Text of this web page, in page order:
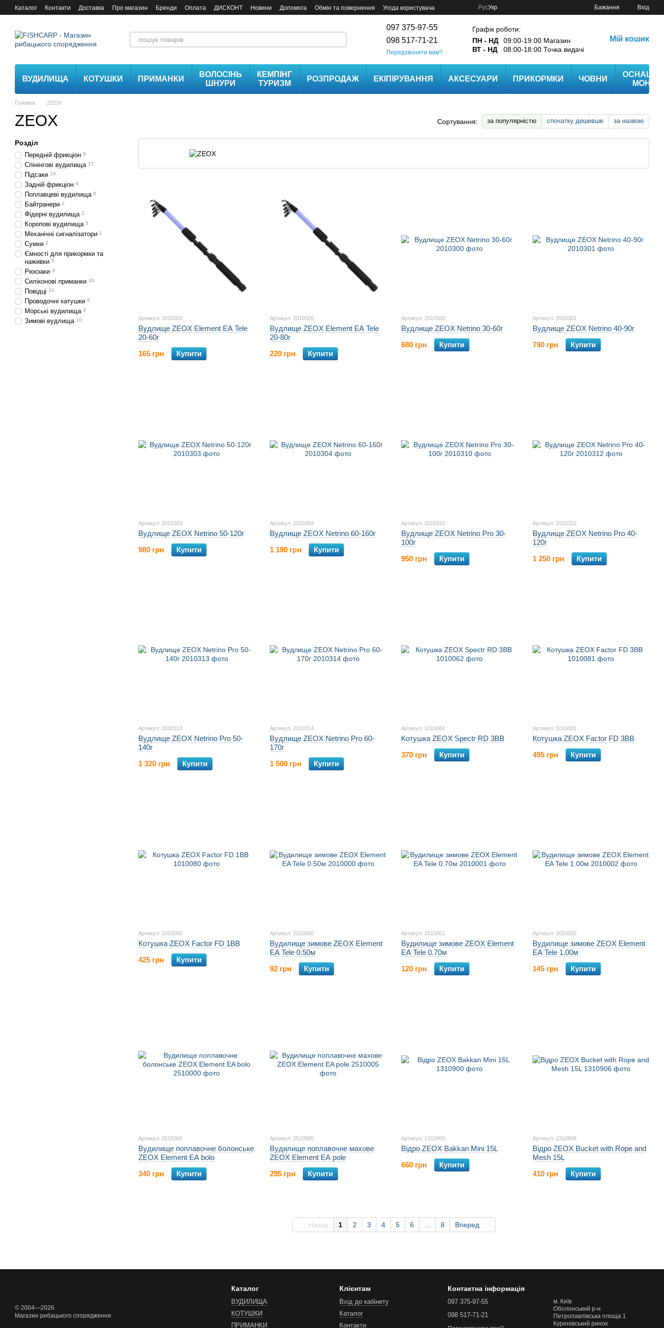
Перейти до основного контенту
Каталог Контакти Доставка Про магазин Бренди Оплата ДИСКОНТ Новини Допомога Обмін та повернення Угода користувача РусУкр Бажання Вхід
097 375-97-55
098 517-71-21
Передзвонити вам?
Графік роботи:
ПН - НД
09:00-19:00 Магазин
ВТ - НД
08:00-18:00 Точка видачі
Мій кошик
ВУДИЛИЩА КОТУШКИ ПРИМАНКИ
ВОЛОСІНЬ
ШНУРИ
КЕМПІНГ
ТУРИЗМ
РОЗПРОДАЖ ЕКІПІРУВАННЯ АКСЕСУАРИ ПРИКОРМКИ ЧОВНИ
Головна ZEOX
ZEOX Сортування: за популярністю спочатку дешевше за назвою
Артикул: 2010003
Вудлище ZEOX Element EA Tele
20-60г
165 грн
Купити
Артикул: 2010005
Вудлище ZEOX Element EA Tele
20-80г
220 грн
Купити
Артикул: 2010300
Вудлище ZEOX Netrino 30-60г
680 грн
Купити
Артикул: 2010301
Вудлище ZEOX Netrino 40-90г
790 грн
Купити
Артикул: 2010303
Вудлище ZEOX Netrino 50-120г
980 грн
Купити
Артикул: 2010304
Вудлище ZEOX Netrino 60-160г
1 190 грн
Купити
Артикул: 2010310
Вудлище ZEOX Netrino Pro 30-
100г
950 грн
Купити
Артикул: 2010312
Вудлище ZEOX Netrino Pro 40-
120г
1 250 грн
Купити
Артикул: 2010313
Вудлище ZEOX Netrino Pro 50-
140г
1 320 грн
Купити
Артикул: 2010314
Вудлище ZEOX Netrino Pro 60-
170г
1 500 грн
Купити
Артикул: 1010062
Котушка ZEOX Spectr RD 3BB
370 грн
Купити
Артикул: 1010081
Котушка ZEOX Factor FD 3BB
495 грн
Купити
Артикул: 1010080
Котушка ZEOX Factor FD 1BB
425 грн
Купити
Артикул: 2010000
Вудилище зимове ZEOX Element
EA Tele 0.50м
92 грн
Купити
Артикул: 2010001
Вудилище зимове ZEOX Element
EA Tele 0.70м
120 грн
Купити
Артикул: 2010002
Вудилище зимове ZEOX Element
EA Tele 1.00м
145 грн
Купити
Артикул: 2510000
Вудилище поплавочне болонське
ZEOX Element EA bolo
340 грн
Купити
Артикул: 2510005
Вудилище поплавочне махове
ZEOX Element EA pole
295 грн
Купити
Артикул: 1310900
Відро ZEOX Bakkan Mini 15L
660 грн
Купити
Артикул: 1310906
Відро ZEOX Bucket with Rope and
Mesh 15L
410 грн
Купити
Назад 1 2 3 4 5 6 ... 8 Вперед
Розділ
Передній фрикціон 9
Спінінгові вудилища 17
Підсаки 19
Задній фрикціон 4
Поплавцеві вудилища 6
Байтранери 2
Фідерні вудилища 2
Коропові вудилища 3
Механічні сигналізатори 1
Сумки 2
Ємності для прикормки та
наживки 5
Рюкзаки 3
Силіконові приманки 16
Повідці 33
Проводочні катушки 8
Морські вудилища 3
Зимові вудлища 10
© 2004—2026
Магазин рибацького спорядження
Каталог
ВУДИЛИЩА
КОТУШКИ
ПРИМАНКИ
Клієнтам
Вхід до кабінету
Каталог
Контакти
Контактна інформація
097 375-97-55
098 517-71-21
м. Київ
Оболонський р-н
Петропавлівська площа 1
Куренівський ринок